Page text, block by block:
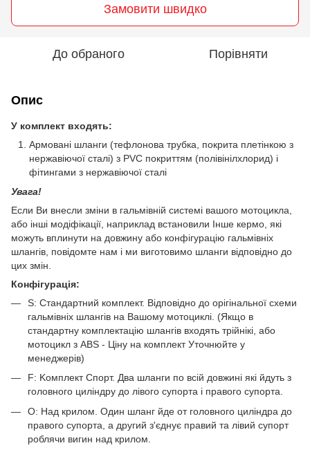
Замовити швидко
До обраного Порівняти
Опис
У комплект входять:
Армовані шланги (тефлонова трубка, покрита плетінкою з
нержавіючої сталі) з PVC покриттям (полівінілхлорид) і
фітингами з нержавіючої сталі
Увага!
Если Ви внесли зміни в гальмівній системі вашого мотоцикла,
або інші модіфікації, наприклад встановили Інше кермо, які
можуть вплинути на довжину або конфігурацію гальмівніх
шлангів, повідомте нам і ми виготовимо шланги відповідно до
цих змін.
Конфігурація:
S: Стандартний комплект. Відповідно до орігінальної схеми
гальмівніх шлангів на Вашому мотоциклі. (Якщо в
стандартну комплектацію шлангів входять трійнікі, або
мотоцикл з ABS - Ціну на комплект Уточнюйте у
менеджерів)
F: Kомплект Спорт. Два шланги по всій довжині які йдуть з
головного циліндру до лівого супорта і правого супорта.
O: Над крилом. Один шланг йде от головного циліндра до
правого супорта, а другий з'єднує правий та лівий супорт
роблячи вигин над крилом.